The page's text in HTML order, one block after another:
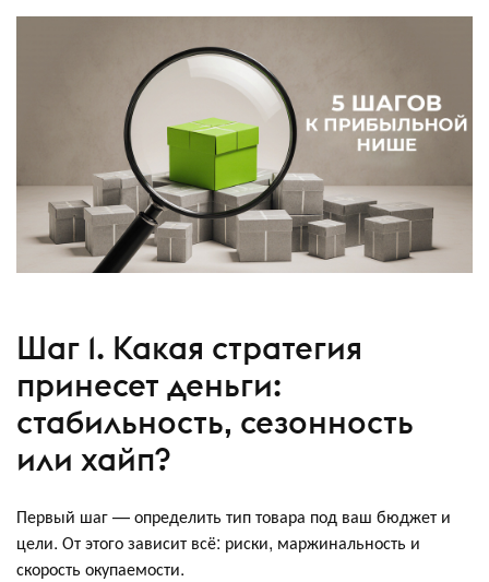
Шаг 1. Какая стратегия
принесет деньги:
стабильность, сезонность
или хайп?
Первый шаг — определить тип товара под ваш бюджет и
цели. От этого зависит всё: риски, маржинальность и
скорость окупаемости.